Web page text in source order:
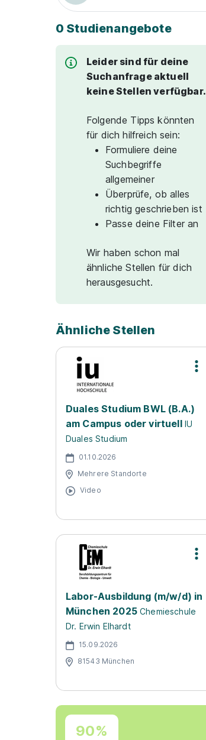
0 Studienangebote
Leider sind für deine
Suchanfrage aktuell
keine Stellen verfügbar.
Folgende Tipps könnten
für dich hilfreich sein:
Formuliere deine
Suchbegriffe
allgemeiner
Überprüfe, ob alles
richtig geschrieben ist
Passe deine Filter an
Wir haben schon mal
ähnliche Stellen für dich
herausgesucht.
Ähnliche Stellen
Duales Studium BWL (B.A.)
am Campus oder virtuell IU
Duales Studium
01.10.2026
Mehrere Standorte
Video
Labor-Ausbildung (m/w/d) in
München 2025 Chemieschule
Dr. Erwin Elhardt
15.09.2026
81543 München
90%